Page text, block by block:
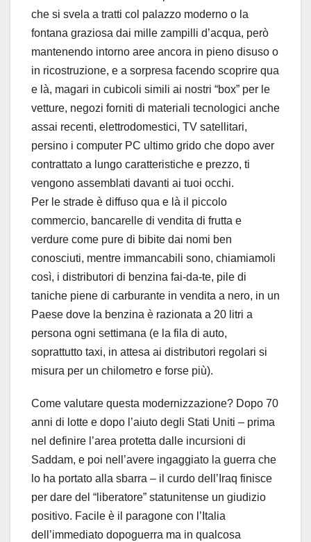
che si svela a tratti col palazzo moderno o la
fontana graziosa dai mille zampilli d’acqua, però
mantenendo intorno aree ancora in pieno disuso o
in ricostruzione, e a sorpresa facendo scoprire qua
e là, magari in cubicoli simili ai nostri “box” per le
vetture, negozi forniti di materiali tecnologici anche
assai recenti, elettrodomestici, TV satellitari,
persino i computer PC ultimo grido che dopo aver
contrattato a lungo caratteristiche e prezzo, ti
vengono assemblati davanti ai tuoi occhi.
Per le strade è diffuso qua e là il piccolo
commercio, bancarelle di vendita di frutta e
verdure come pure di bibite dai nomi ben
conosciuti, mentre immancabili sono, chiamiamoli
così, i distributori di benzina fai-da-te, pile di
taniche piene di carburante in vendita a nero, in un
Paese dove la benzina è razionata a 20 litri a
persona ogni settimana (e la fila di auto,
soprattutto taxi, in attesa ai distributori regolari si
misura per un chilometro e forse più).
Come valutare questa modernizzazione? Dopo 70
anni di lotte e dopo l’aiuto degli Stati Uniti – prima
nel definire l’area protetta dalle incursioni di
Saddam, e poi nell’avere ingaggiato la guerra che
lo ha portato alla sbarra – il curdo dell’Iraq finisce
per dare del “liberatore” statunitense un giudizio
positivo. Facile è il paragone con l’Italia
dell’immediato dopoguerra ma in qualcosa